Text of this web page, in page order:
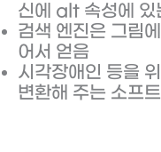
신에 alt 속성에 있
검색 엔진은 그림
어서 얻음
시각장애인 등을
변환해 주는 소프